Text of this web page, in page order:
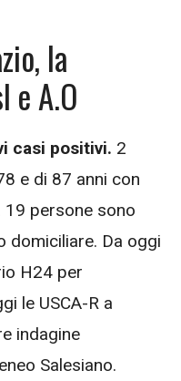
la
e A.O
casi positivi. 2
e di 87 anni con
persone sono
domiciliare. Da oggi
H24 per
le USCA-R a
indagine
Salesiano.